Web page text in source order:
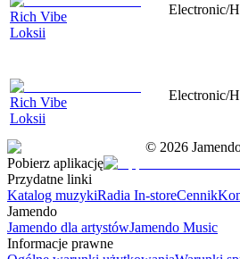
Rich Vibe
Loksii
Electronic/
Rich Vibe
Loksii
Electronic/
© 2026
Pobierz aplikację
Przydatne linki
Katalog muzykiRadia In-storeCennik
Jamendo
Jamendo dla artystówJamendo Music
Informacje prawne